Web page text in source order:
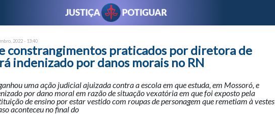
2022 - 13:40
constrangimentos praticados por diretora de
indenizado por danos morais no RN
uma ação judicial ajuizada contra a escola em que estuda, em Mossoró, e
por dano moral em razão de situação vexatória em que foi exposto pela
de ensino por estar vestido com roupas de personagem que remetiam à vestes
aconteceu no final do